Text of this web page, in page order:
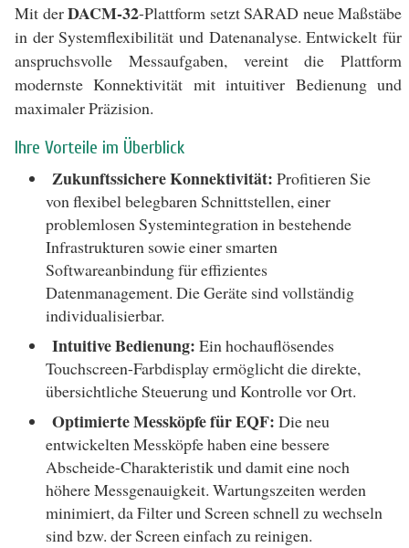
Mit derDACM-32-Plattform setzt SARAD neue Maßstäbe
in der Systemflexibilität und Datenanalyse. Entwickelt für
anspruchsvolle Messaufgaben, vereint die Plattform
modernste Konnektivität mit intuitiver Bedienung und
maximaler Präzision.
Ihre Vorteile im Überblick
Zukunftssichere Konnektivität: Profitieren Sie
von flexibel belegbaren Schnittstellen, einer
problemlosen Systemintegration in bestehende
Infrastrukturen sowie einer smarten
Softwareanbindung für effizientes
Datenmanagement. Die Geräte sind vollständig
individualisierbar.
Intuitive Bedienung: Ein hochauflösendes
Touchscreen-Farbdisplay ermöglicht die direkte,
übersichtliche Steuerung und Kontrolle vor Ort.
Optimierte Messköpfe für EQF: Die neu
entwickelten Messköpfe haben eine bessere
Abscheide-Charakteristik und damit eine noch
höhere Messgenauigkeit. Wartungszeiten werden
minimiert, da Filter und Screen schnell zu wechseln
sind bzw. der Screen einfach zu reinigen.